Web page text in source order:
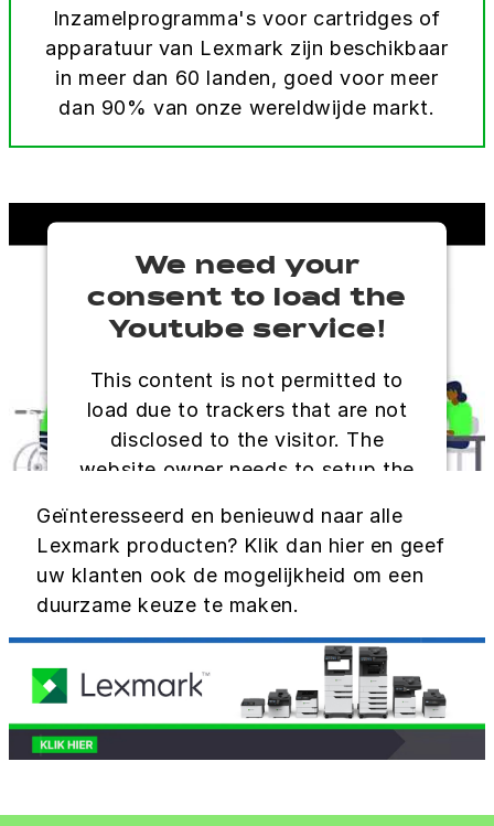
Inzamelprogramma's voor cartridges of
apparatuur van Lexmark zijn beschikbaar
in meer dan 60 landen, goed voor meer
dan 90% van onze wereldwijde markt.
We need your
consent to load the
Youtube service!
This content is not permitted to
load due to trackers that are not
disclosed to the visitor. The
website owner needs to setup the
content to the list of technologies
used.
Powered byUsercentrics Consent
Geïnteresseerd en benieuwd naar alle
Lexmark producten? Klik dan hier en geef
uw klanten ook de mogelijkheid om een
duurzame keuze te maken.